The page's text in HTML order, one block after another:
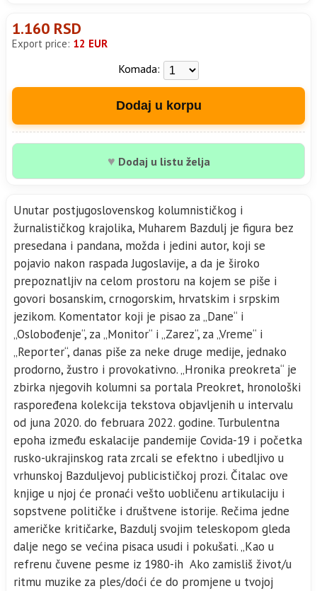
1.160 RSD
Export price: 12 EUR
Komada:
Dodaj u korpu
♥ Dodaj u listu želja
Unutar postjugoslovenskog kolumnističkog i
žurnalističkog krajolika, Muharem Bazdulj je figura bez
presedana i pandana, možda i jedini autor, koji se
pojavio nakon raspada Jugoslavije, a da je široko
prepoznatljiv na celom prostoru na kojem se piše i
govori bosanskim, crnogorskim, hrvatskim i srpskim
jezikom. Komentator koji je pisao za „Dane“ i
„Oslobođenje“, za „Monitor“ i „Zarez“, za „Vreme“ i
„Reporter“, danas piše za neke druge medije, jednako
prodorno, žustro i provokativno. „Hronika preokreta“ je
zbirka njegovih kolumni sa portala Preokret, hronološki
raspoređena kolekcija tekstova objavljenih u intervalu
od juna 2020. do februara 2022. godine. Turbulentna
epoha između eskalacije pandemije Covida-19 i početka
rusko-ukrajinskog rata zrcali se efektno i ubedljivo u
vrhunskoj Bazduljevoj publicističkoj prozi. Čitalac ove
knjige u njoj će pronaći vešto uobličenu artikulaciju i
sopstvene političke i društvene istorije. Rečima jedne
američke kritičarke, Bazdulj svojim teleskopom gleda
dalje nego se većina pisaca usudi i pokušati. „Kao u
refrenu čuvene pesme iz 1980-ih Ako zamisliš život/u
ritmu muzike za ples/doći će do promjene u tvojoj